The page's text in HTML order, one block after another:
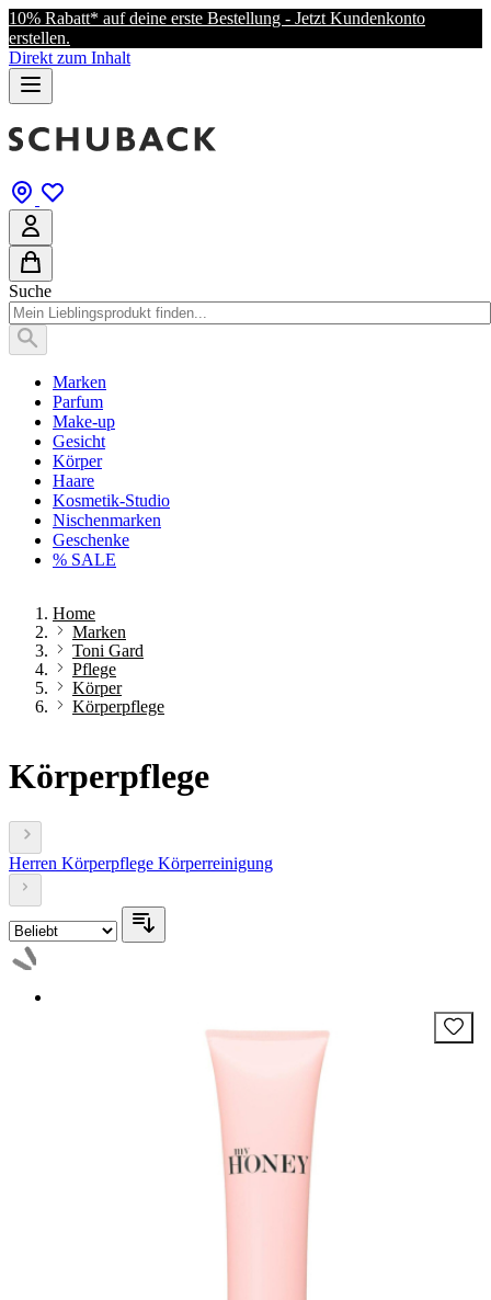
10% Rabatt* auf deine erste Bestellung - Jetzt Kundenkonto
erstellen.
Direkt zum Inhalt
Suche
Marken
Parfum
Make-up
Gesicht
Körper
Haare
Kosmetik-Studio
Nischenmarken
Geschenke
% SALE
Home
Marken
Toni Gard
Pflege
Körper
Körperpflege
Körperpflege
Herren Körperpflege Körperreinigung